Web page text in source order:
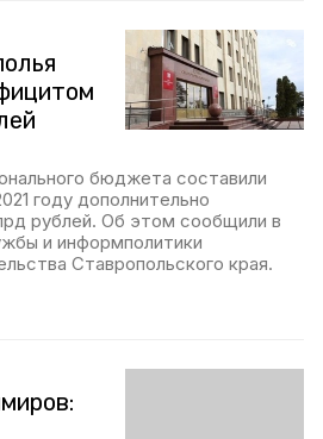
бюджета составили
году дополнительно
рублей. Об этом сообщили в
и информполитики
Ставропольского края.